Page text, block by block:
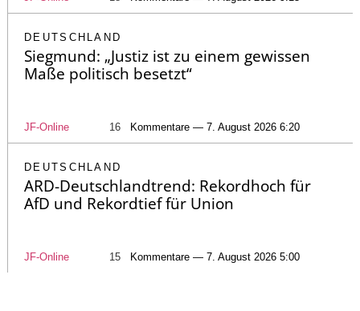
DEUTSCHLAND
Siegmund: „Justiz ist zu einem gewissen
Maße politisch besetzt“
JF-Online 16 Kommentare — 7. August 2026 6:20
DEUTSCHLAND
ARD-Deutschlandtrend: Rekordhoch für
AfD und Rekordtief für Union
JF-Online 15 Kommentare — 7. August 2026 5:00